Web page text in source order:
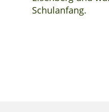
Schulanfang.